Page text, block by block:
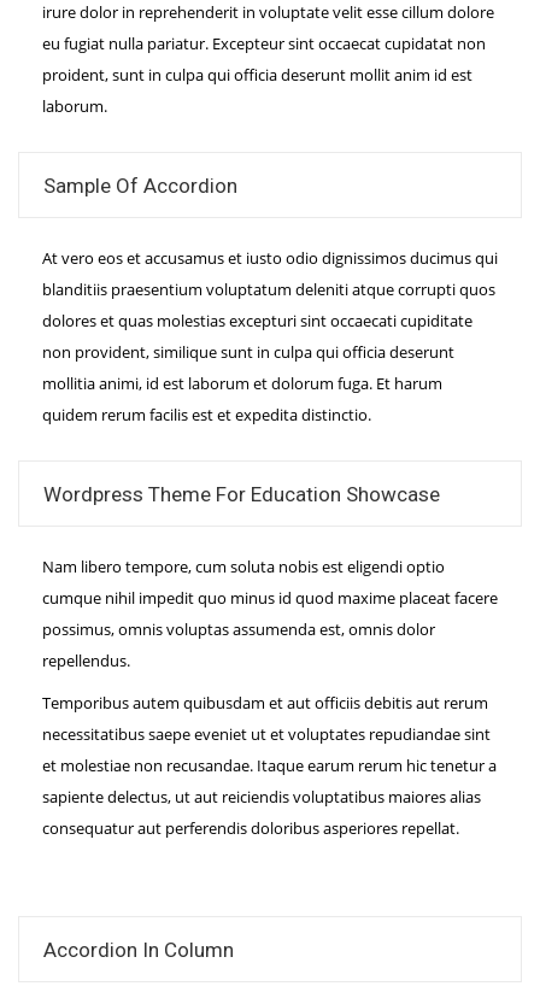
irure dolor in reprehenderit in voluptate velit esse cillum dolore
eu fugiat nulla pariatur. Excepteur sint occaecat cupidatat non
proident, sunt in culpa qui officia deserunt mollit anim id est
laborum.
Sample Of Accordion
At vero eos et accusamus et iusto odio dignissimos ducimus qui
blanditiis praesentium voluptatum deleniti atque corrupti quos
dolores et quas molestias excepturi sint occaecati cupiditate
non provident, similique sunt in culpa qui officia deserunt
mollitia animi, id est laborum et dolorum fuga. Et harum
quidem rerum facilis est et expedita distinctio.
Wordpress Theme For Education Showcase
Nam libero tempore, cum soluta nobis est eligendi optio
cumque nihil impedit quo minus id quod maxime placeat facere
possimus, omnis voluptas assumenda est, omnis dolor
repellendus.
Temporibus autem quibusdam et aut officiis debitis aut rerum
necessitatibus saepe eveniet ut et voluptates repudiandae sint
et molestiae non recusandae. Itaque earum rerum hic tenetur a
sapiente delectus, ut aut reiciendis voluptatibus maiores alias
consequatur aut perferendis doloribus asperiores repellat.
Accordion In Column